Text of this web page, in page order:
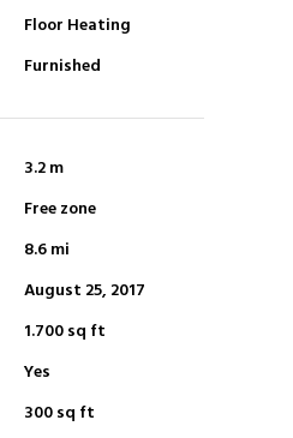
Floor Heating
Furnished
3.2 m
Free zone
8.6 mi
August 25, 2017
1.700 sq ft
Yes
300 sq ft
aumentas la
posibilidad de
ofertas